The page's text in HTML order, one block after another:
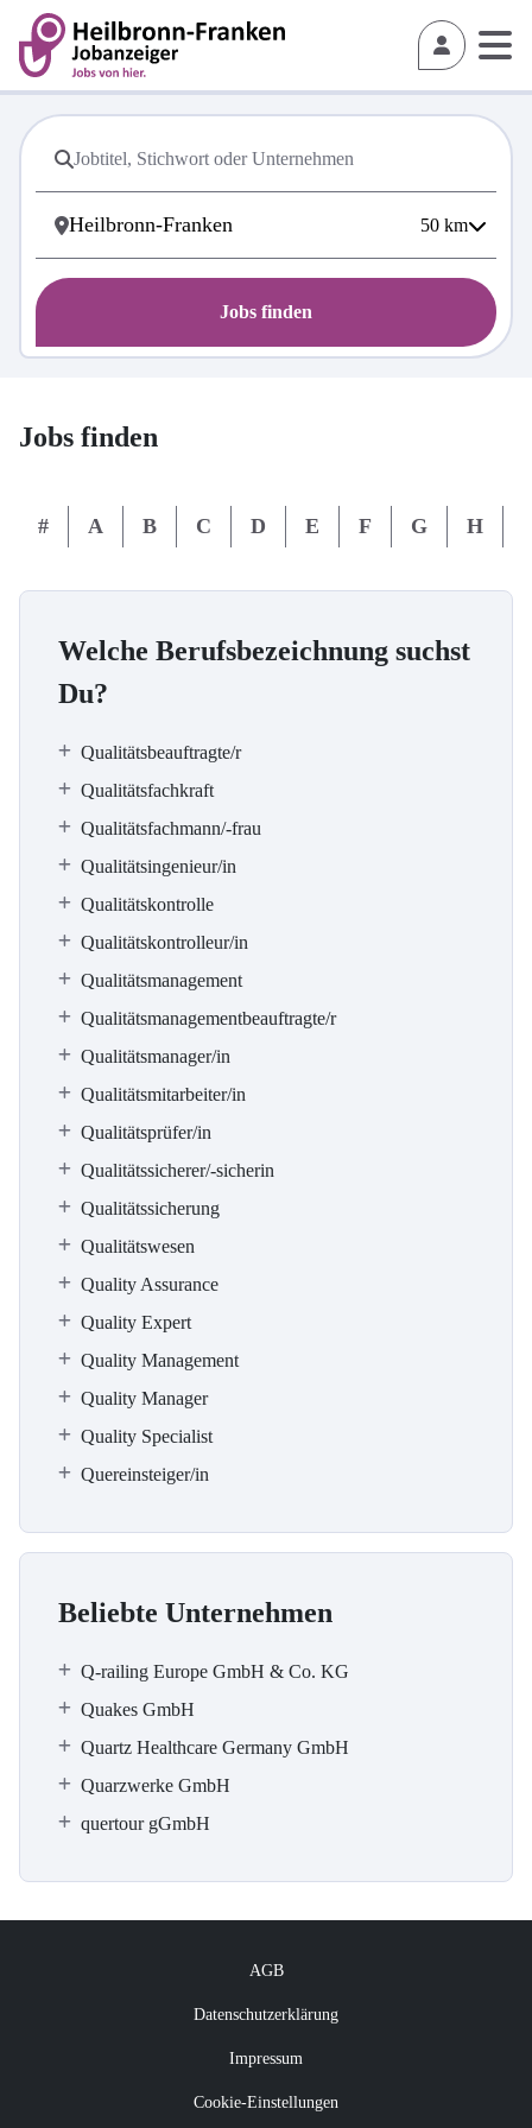
50 km
Jobs finden
Jobs finden
# A B C D E F G H
Welche Berufsbezeichnung suchst
Du?
Qualitätsbeauftragte/r
Qualitätsfachkraft
Qualitätsfachmann/-frau
Qualitätsingenieur/in
Qualitätskontrolle
Qualitätskontrolleur/in
Qualitätsmanagement
Qualitätsmanagementbeauftragte/r
Qualitätsmanager/in
Qualitätsmitarbeiter/in
Qualitätsprüfer/in
Qualitätssicherer/-sicherin
Qualitätssicherung
Qualitätswesen
Quality Assurance
Quality Expert
Quality Management
Quality Manager
Quality Specialist
Quereinsteiger/in
Beliebte Unternehmen
Q-railing Europe GmbH & Co. KG
Quakes GmbH
Quartz Healthcare Germany GmbH
Quarzwerke GmbH
quertour gGmbH
AGB
Datenschutzerklärung
Impressum
Cookie-Einstellungen